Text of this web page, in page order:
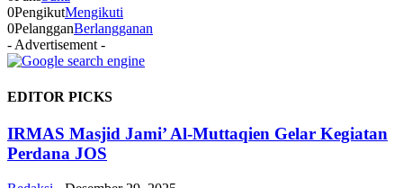
0PengikutMengikuti
0PelangganBerlangganan
- Advertisement -
EDITOR PICKS
IRMAS Masjid Jami’ Al-Muttaqien Gelar Kegiatan
Perdana JOS